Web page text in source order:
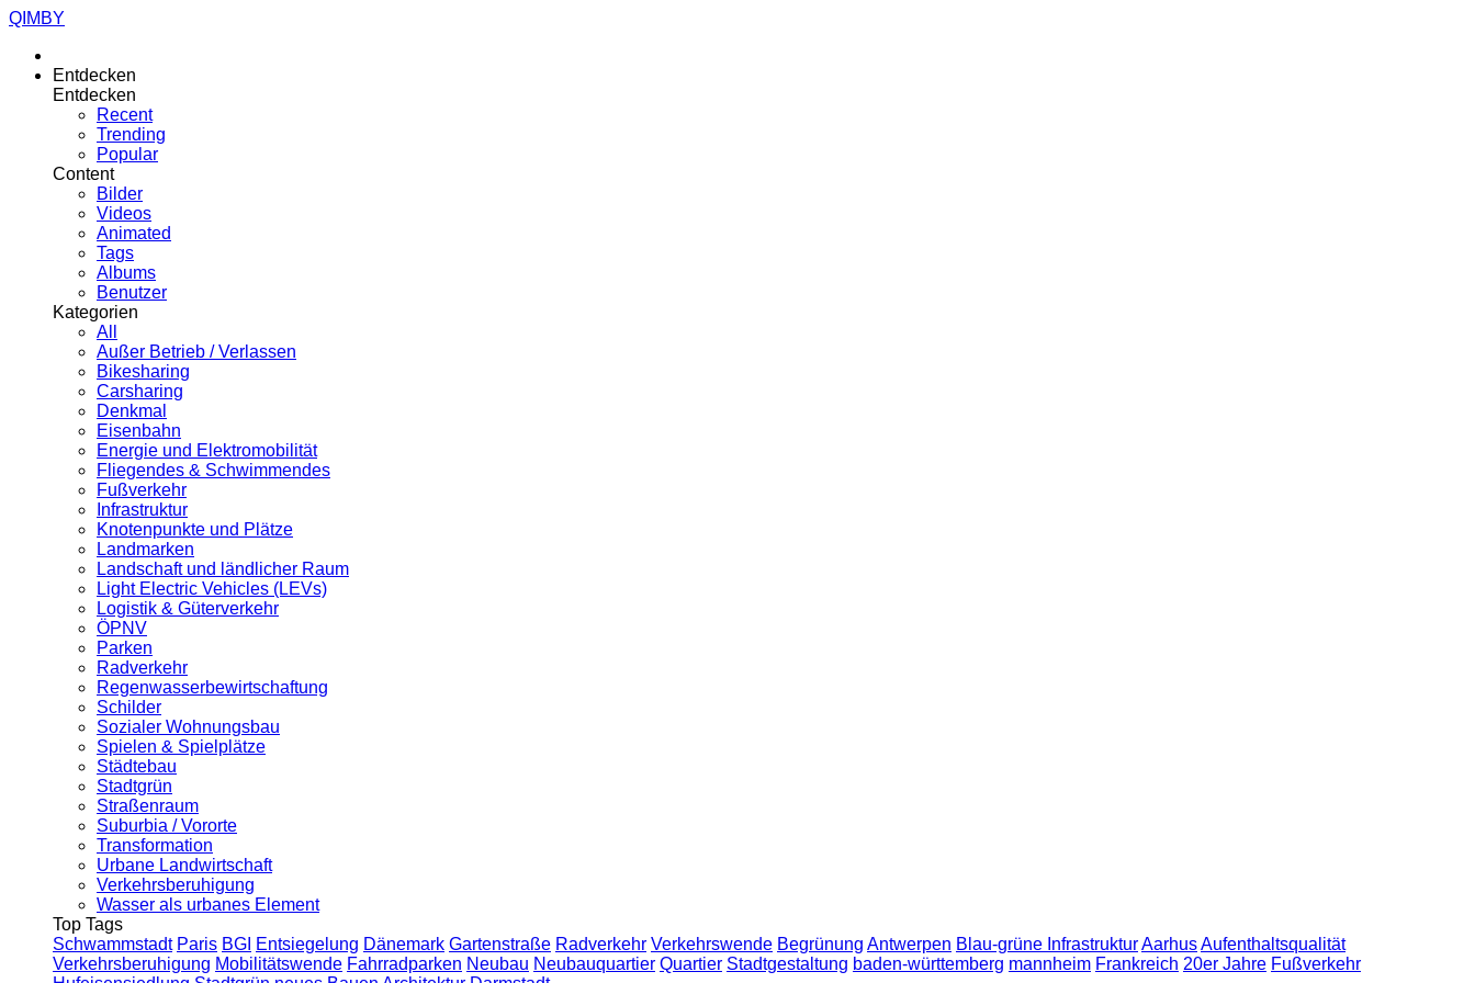
QIMBY
Entdecken
Entdecken
Recent
Trending
Popular
Content
Bilder
Videos
Animated
Tags
Albums
Benutzer
Kategorien
All
Außer Betrieb / Verlassen
Bikesharing
Carsharing
Denkmal
Eisenbahn
Energie und Elektromobilität
Fliegendes & Schwimmendes
Fußverkehr
Infrastruktur
Knotenpunkte und Plätze
Landmarken
Landschaft und ländlicher Raum
Light Electric Vehicles (LEVs)
Logistik & Güterverkehr
ÖPNV
Parken
Radverkehr
Regenwasserbewirtschaftung
Schilder
Sozialer Wohnungsbau
Spielen & Spielplätze
Städtebau
Stadtgrün
Straßenraum
Suburbia / Vororte
Transformation
Urbane Landwirtschaft
Verkehrsberuhigung
Wasser als urbanes Element
Top Tags
Schwammstadt Paris BGI Entsiegelung Dänemark Gartenstraße Radverkehr Verkehrswende Begrünung Antwerpen Blau-grüne InfrastrukturAarhusAufenthaltsqualität
Verkehrsberuhigung Mobilitätswende Fahrradparken Neubau Neubauquartier Quartier Stadtgestaltung baden-württemberg mannheim Frankreich 20er Jahre Fußverkehr